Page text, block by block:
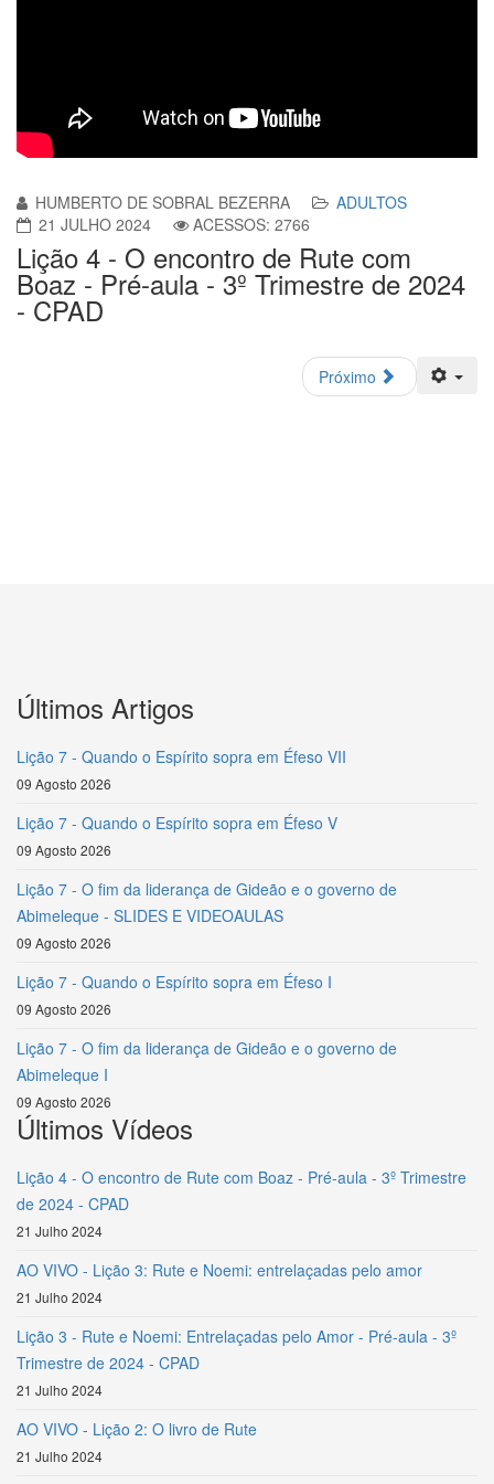
HUMBERTO DE SOBRAL BEZERRA
ADULTOS
21 JULHO 2024
ACESSOS: 2766
Lição 4 - O encontro de Rute com
Boaz - Pré-aula - 3º Trimestre de 2024
- CPAD
Próximo
Últimos Artigos
Lição 7 - Quando o Espírito sopra em Éfeso VII
09 Agosto 2026
Lição 7 - Quando o Espírito sopra em Éfeso V
09 Agosto 2026
Lição 7 - O fim da liderança de Gideão e o governo de
Abimeleque - SLIDES E VIDEOAULAS
09 Agosto 2026
Lição 7 - Quando o Espírito sopra em Éfeso I
09 Agosto 2026
Lição 7 - O fim da liderança de Gideão e o governo de
Abimeleque I
09 Agosto 2026
Últimos Vídeos
Lição 4 - O encontro de Rute com Boaz - Pré-aula - 3º Trimestre
de 2024 - CPAD
21 Julho 2024
AO VIVO - Lição 3: Rute e Noemi: entrelaçadas pelo amor
21 Julho 2024
Lição 3 - Rute e Noemi: Entrelaçadas pelo Amor - Pré-aula - 3º
Trimestre de 2024 - CPAD
21 Julho 2024
AO VIVO - Lição 2: O livro de Rute
21 Julho 2024